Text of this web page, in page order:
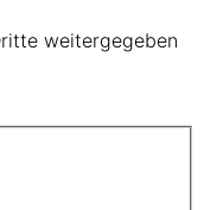
weitergegeben